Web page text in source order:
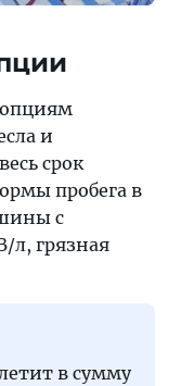
и
срок
пробега в
с
л, грязная
в сумму